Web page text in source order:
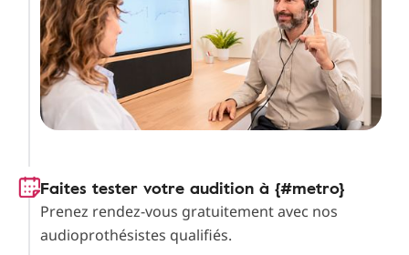
Faites tester votre audition à {#metro}
Prenez rendez-vous gratuitement avec nos
audioprothésistes qualifiés.